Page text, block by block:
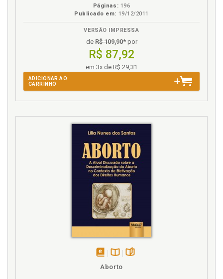
Páginas: 196
Publicado em: 19/12/2011
VERSÃO IMPRESSA
deR$ 109,90* por
R$ 87,92
em 3x de R$ 29,31
ADICIONAR AO
CARRINHO
disponível
Aborto